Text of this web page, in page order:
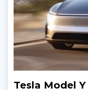
Tesla Model